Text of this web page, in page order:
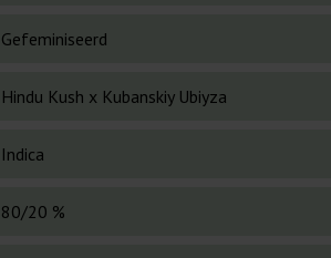
Gefeminiseerd
Hindu Kush x Kubanskiy Ubiyza
Indica
80/20 %